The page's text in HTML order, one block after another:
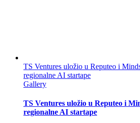
TS Ventures uložio u Reputeo i
regionalne AI startape
Gallery
TS Ventures uložio u Reputeo i
regionalne AI startape